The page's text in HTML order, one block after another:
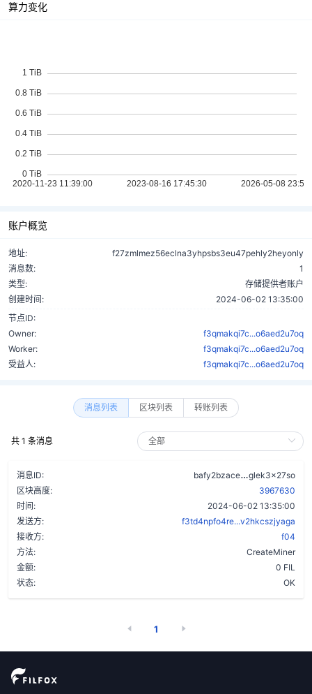
算力变化
账户概览
地址:
f27zmlmez56eclna3yhpsbs3eu47pehly2heyonly
消息数:
1
类型:
存储提供者账户
创建时间:
2024-06-02 13:35:00
节点ID:
Owner:
f3qmakqi7c...o6aed2u7oq
Worker:
f3qmakqi7c...o6aed2u7oq
受益人:
f3qmakqi7c...o6aed2u7oq
消息列表 区块列表 转账列表
共 1 条消息
消息ID: bafy2bzace
glek3x27so
区块高度:
3967630
时间:
2024-06-02 13:35:00
发送方:
f3td4npfo4re...v2hkcszjyaga
接收方:
f04
方法:
CreateMiner
金额:
0 FIL
状态:
OK
1